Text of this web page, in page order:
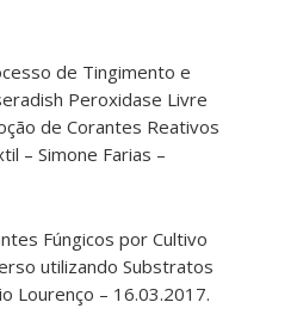
de Tingimento e
Peroxidase Livre
de Corantes Reativos
– Simone Farias –
Fúngicos por Cultivo
utilizando Substratos
Lourenço – 16.03.2017.